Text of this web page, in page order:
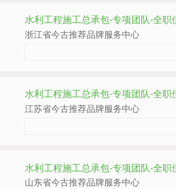
水利工程施工总承包-专项团队-全职
浙江省今古推荐品牌服务中心
水利工程施工总承包-专项团队-全职
江苏省今古推荐品牌服务中心
水利工程施工总承包-专项团队-全职
山东省今古推荐品牌服务中心